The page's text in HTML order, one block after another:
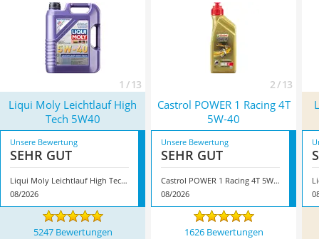
mit seinen Eigenschaften.
1 / 13 2 / 13
Liqui Moly Leichtlauf High
Tech 5W40
Castrol POWER 1 Racing 4T
5W-40
Unsere Bewertung
SEHR GUT
Liqui Moly Leichtlauf High Tech 5W40
08/2026
Unsere Bewertung
SEHR GUT
Castrol POWER 1 Racing 4T 5W-40
08/2026
5247 Bewertungen 1626 Bewertungen